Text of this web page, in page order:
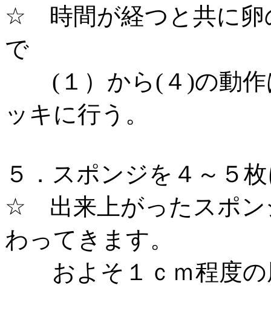
☆ 時間が経つと共に卵
で
(１）から(４)の動作
ッキに行う。
５．スポンジを４～５
☆ 出来上がったスポン
わってきます。
およそ１ｃｍ程度の